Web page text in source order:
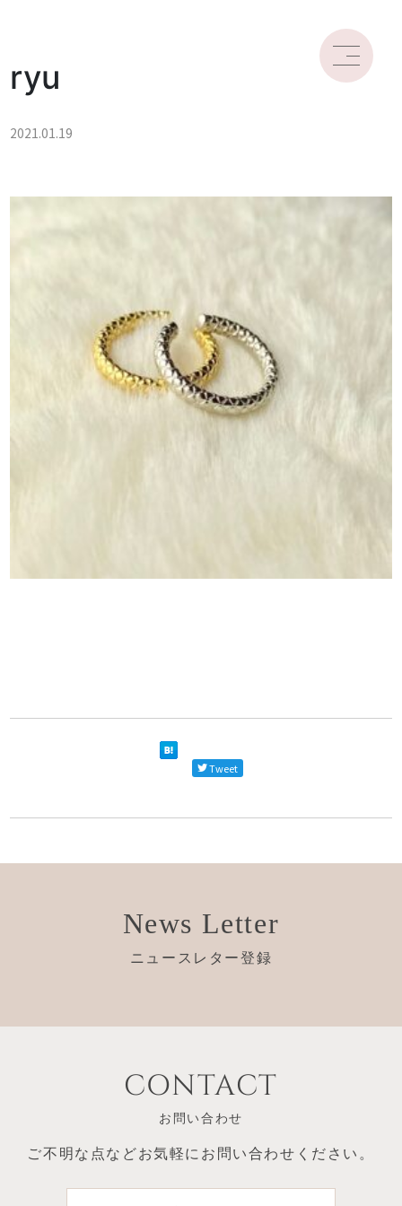
ryu
2021.01.19
Tweet
News Letter
ニュースレター登録
CONTACT
お問い合わせ
ご不明な点などお気軽にお問い合わせください。